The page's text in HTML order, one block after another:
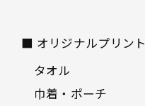
■ オリジナルプリント
タオル
巾着・ポーチ